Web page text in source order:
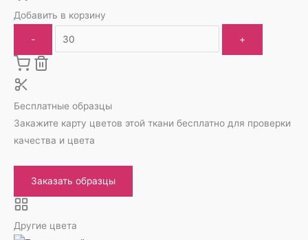
Добавить в корзину
- +
Бесплатные образцы
Закажите карту цветов этой ткани бесплатно для проверки
качества и цвета
Заказать образцы
Другие цвета